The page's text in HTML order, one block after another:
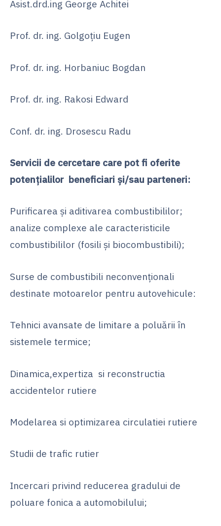
Asist.drd.ing George Achitei
Prof. dr. ing. Golgoţiu Eugen
Prof. dr. ing. Horbaniuc Bogdan
Prof. dr. ing. Rakosi Edward
Conf. dr. ing. Drosescu Radu
Servicii de cercetare care pot fi oferite
potențialilor beneficiari și/sau parteneri:
Purificarea şi aditivarea combustibililor;
analize complexe ale caracteristicile
combustibililor (fosili și biocombustibili);
Surse de combustibili neconvenţionali
destinate motoarelor pentru autovehicule:
Tehnici avansate de limitare a poluării în
sistemele termice;
Dinamica,expertiza si reconstructia
accidentelor rutiere
Modelarea si optimizarea circulatiei rutiere
Studii de trafic rutier
Incercari privind reducerea gradului de
poluare fonica a automobilului;